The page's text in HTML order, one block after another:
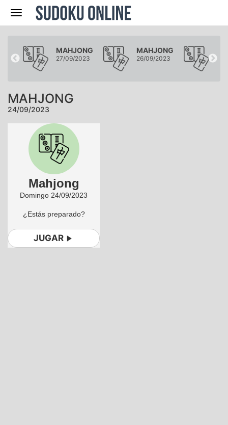
Navegación
MAHJONG
27/09/2023
MAHJONG
26/09/2023
MAHJONG
24/09/2023
Mahjong
Domingo 24/09/2023
¿Estás preparado?
JUGAR